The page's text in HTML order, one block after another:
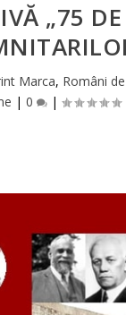
„75
Marca, Români
| 0 |